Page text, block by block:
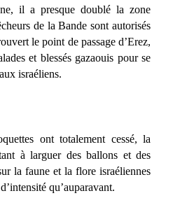
il a presque doublé la zone
de la Bande sont autorisés
le point de passage d’Erez,
et blessés gazaouis pour se
israéliens.
ont totalement cessé, la
à larguer des ballons et des
la faune et la flore israéliennes
qu’auparavant.